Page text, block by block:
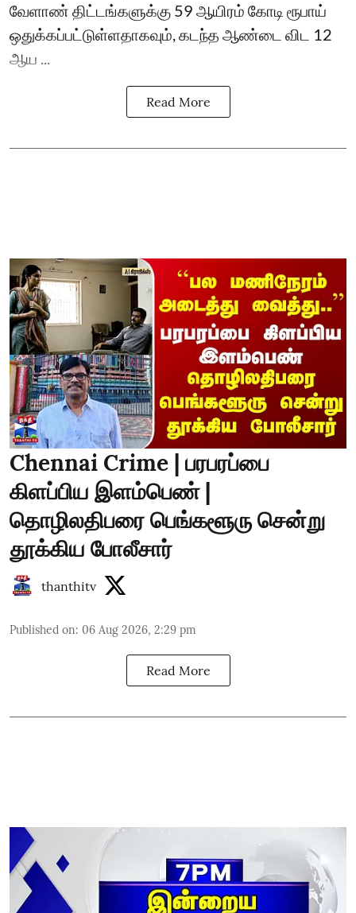
வேளாண் திட்டங்களுக்கு 59 ஆயிரம் கோடி ரூபாய்
ஒதுக்கப்பட்டுள்ளதாகவும், கடந்த ஆண்டை விட 12
ஆய ...
Read More
Chennai Crime | பரபரப்பை
கிளப்பிய இளம்பெண் |
தொழிலதிபரை பெங்களூரு சென்று
தூக்கிய போலீசார்
thanthitv
Published on: 06 Aug 2026, 2:29 pm
Read More